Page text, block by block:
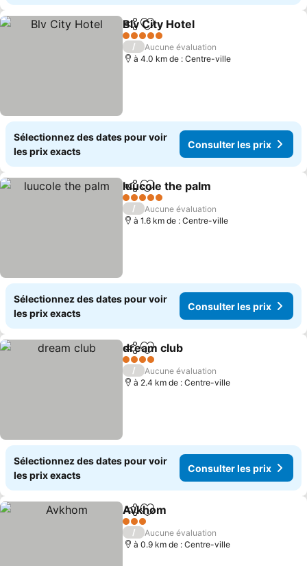
PartagerAjouter à mes favoris
Blv City Hotel
5 Étoiles
/
Aucune évaluation
à 4.0 km de : Centre-ville
Sélectionnez des dates pour voir
les prix exacts
Consulter les prix
PartagerAjouter à mes favoris
luucole the palm
5 Étoiles
/
Aucune évaluation
à 1.6 km de : Centre-ville
Sélectionnez des dates pour voir
les prix exacts
Consulter les prix
PartagerAjouter à mes favoris
dream club
4 Étoiles
/
Aucune évaluation
à 2.4 km de : Centre-ville
Sélectionnez des dates pour voir
les prix exacts
Consulter les prix
PartagerAjouter à mes favoris
Avkhom
3 Étoiles
/
Aucune évaluation
à 0.9 km de : Centre-ville